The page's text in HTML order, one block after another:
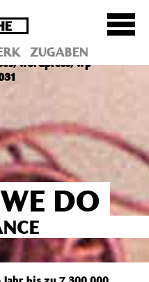
ist seit
wordpress/wp-
ZUGABEN
DO